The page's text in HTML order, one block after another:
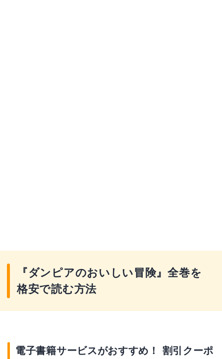
『ダンピアのおいしい冒険』全巻を
格安で読む方法
電子書籍サービスがおすすめ！ 割引クーポ